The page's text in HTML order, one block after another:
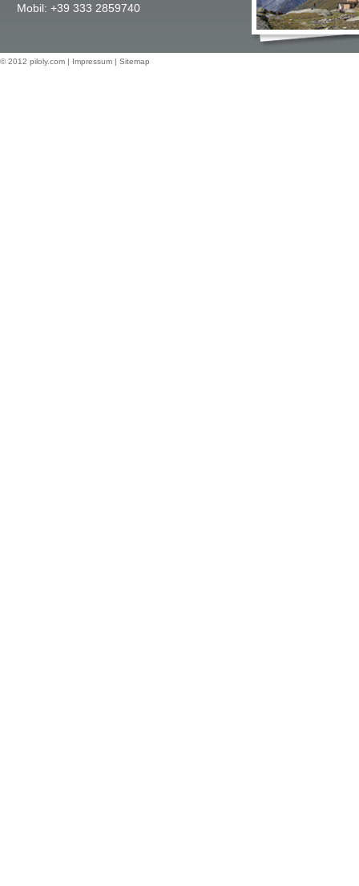
Mobil: +39 333 2859740
© 2012 piloly.com | Impressum | Sitemap